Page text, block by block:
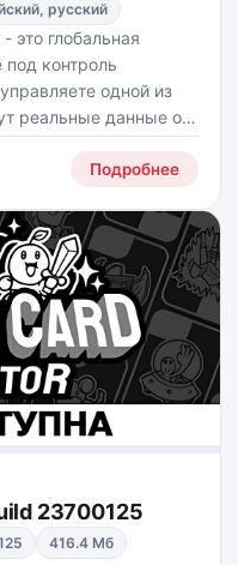
русский
это глобальная
под контроль
одной из
реальные данные о
альянсах и
судьбаПодробнее
23700125
416.4 Мб